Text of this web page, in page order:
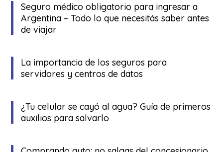
Seguro médico obligatorio para ingresar a
Argentina – Todo lo que necesitás saber antes
de viajar
La importancia de los seguros para
servidores y centros de datos
¿Tu celular se cayó al agua? Guía de primeros
auxilios para salvarlo